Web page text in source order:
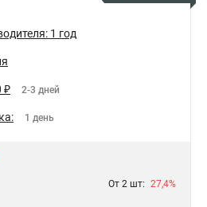
1 год
₽ 2-3 дней
1 день
От 2 шт: 27,4%